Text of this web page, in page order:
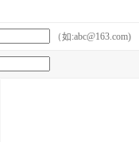
（如:abc@163.com)